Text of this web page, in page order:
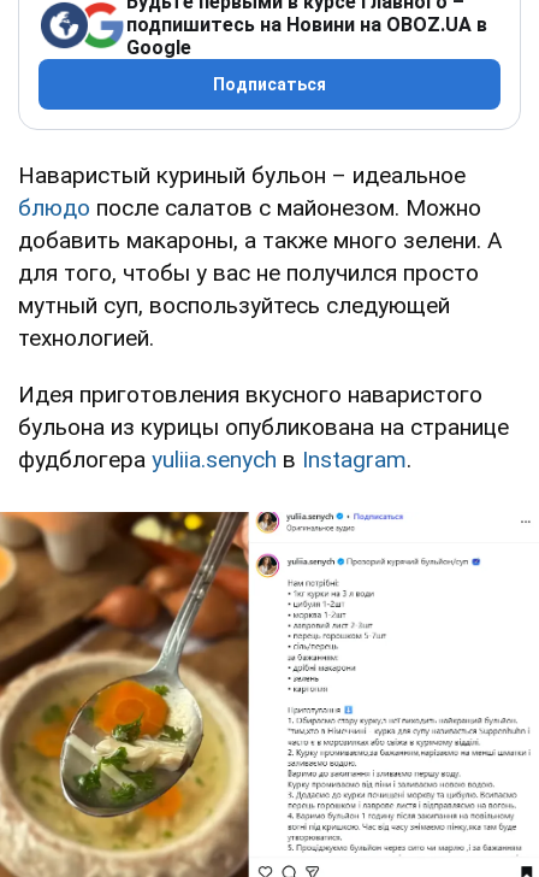
подпишитесь на Новини на OBOZ.UA в
Google
Подписаться
Наваристый куриный бульон – идеальное
блюдо после салатов с майонезом. Можно
добавить макароны, а также много зелени. А
для того, чтобы у вас не получился просто
мутный суп, воспользуйтесь следующей
технологией.
Идея приготовления вкусного наваристого
бульона из курицы опубликована на странице
фудблогера yuliia.senych в Instagram.